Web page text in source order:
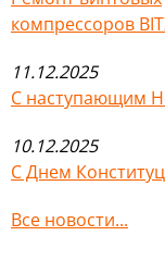
компрессоров
11.12.2025
С наступающим
10.12.2025
С Днем
Все новости...